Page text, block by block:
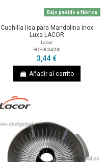
Bajo pedido a fábrica
Cuchilla lisa para Mandolina Inox
Luxe LACOR
Lacor
RCH0004200
3,44 €
Añadir al carrito